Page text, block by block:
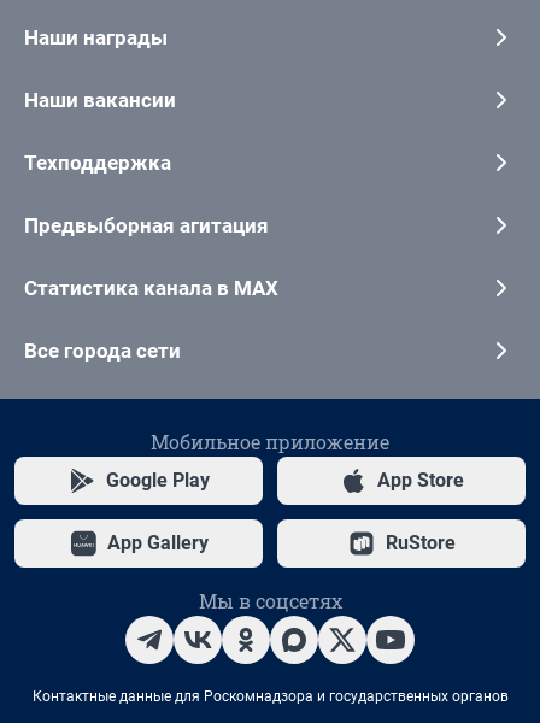
Наши награды
Наши вакансии
Техподдержка
Предвыборная агитация
Статистика канала в MAX
Все города сети
Мобильное приложение
Google Play App Store
App Gallery RuStore
Мы в соцсетях
Контактные данные для Роскомнадзора и государственных органов